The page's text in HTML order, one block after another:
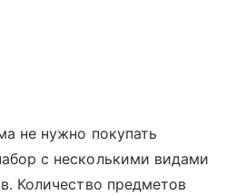
не нужно покупать
с несколькими видами
Количество предметов